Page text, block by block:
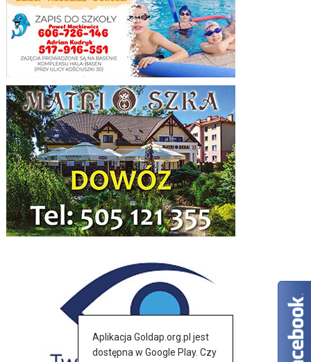
Aplikacja Goldap.org.pl jest
dostępna w Google Play. Czy